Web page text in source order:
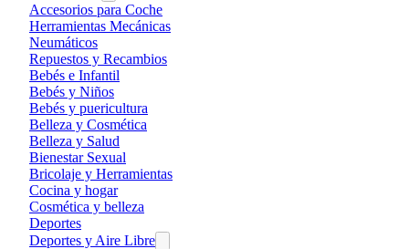
Accesorios para Coche
Herramientas Mecánicas
Neumáticos
Repuestos y Recambios
Bebés e Infantil
Bebés y Niños
Bebés y puericultura
Belleza y Cosmética
Belleza y Salud
Bienestar Sexual
Bricolaje y Herramientas
Cocina y hogar
Cosmética y belleza
Deportes
Deportes y Aire Libre